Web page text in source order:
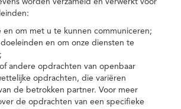
worden verzameld en verwerkt voor
en om met u te kunnen communiceren;
en om onze diensten te
andere opdrachten van openbaar
opdrachten, die variëren
de betrokken partner. Voor meer
de opdrachten van een specifieke